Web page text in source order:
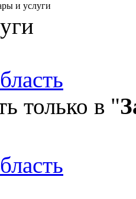
и услуги
только в "